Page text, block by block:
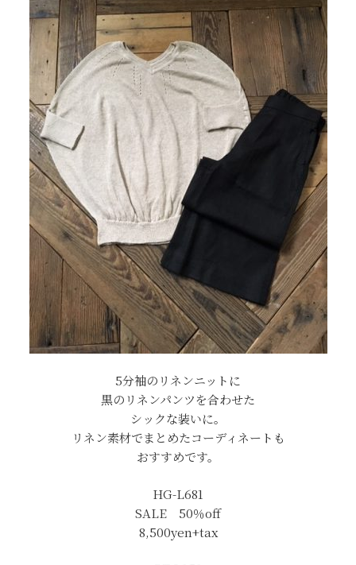
5分袖のリネンニットに
黒のリネンパンツを合わせた
シックな装いに。
リネン素材でまとめたコーディネートも
おすすめです。
HG-L681
SALE 50％off
8,500yen+tax